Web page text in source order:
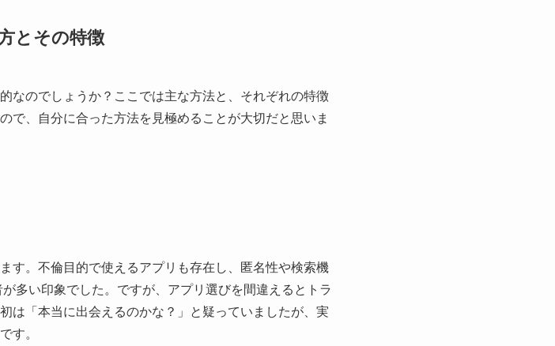
とその特徴
なのでしょうか？ここでは主な方法と、それぞれの特徴
で、自分に合った方法を見極めることが大切だと思いま
す。不倫目的で使えるアプリも存在し、匿名性や検索機
多い印象でした。ですが、アプリ選びを間違えるとトラ
は「本当に出会えるのかな？」と疑っていましたが、実
す。